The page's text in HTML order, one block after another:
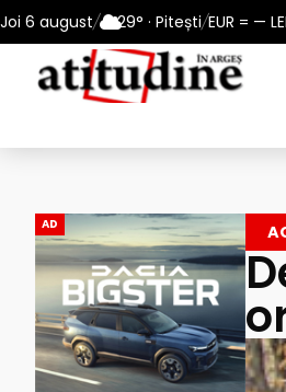
Joi 6 august/ 29° · Pitești/EUR = — LEI
de caniculă, în municipiul
AD